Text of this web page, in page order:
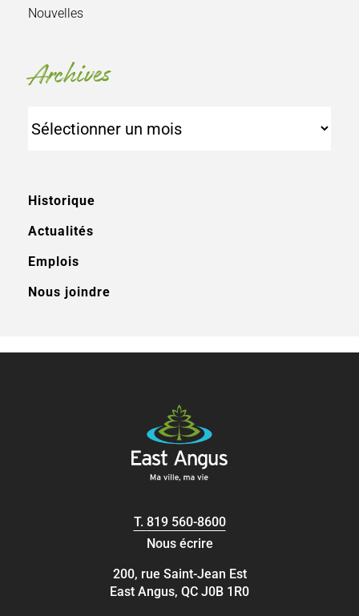
Nouvelles
Archives
Historique
Actualités
Emplois
Nous joindre
T. 819 560-8600
Nous écrire
200, rue Saint-Jean Est
East Angus, QC J0B 1R0